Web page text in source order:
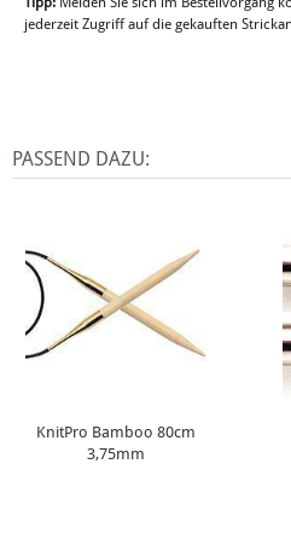
jederzeit Zugriff auf die gekauften
PASSEND DAZU:
KnitPro Bamboo 80cm
3,75mm